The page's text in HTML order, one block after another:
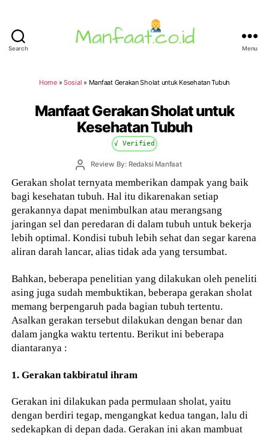
Search Menu
Home» Sosial » Manfaat Gerakan Sholat untuk Kesehatan Tubuh
Manfaat Gerakan Sholat untuk
Kesehatan Tubuh
√ Verified
PostReview By: Redaksi Manfaat
Gerakan sholat ternyata memberikan dampak yang baik
bagi kesehatan tubuh. Hal itu dikarenakan setiap
gerakannya dapat menimbulkan atau merangsang
jaringan sel dan peredaran di dalam tubuh untuk bekerja
lebih optimal. Kondisi tubuh lebih sehat dan segar karena
aliran darah lancar, alias tidak ada yang tersumbat.
Bahkan, beberapa penelitian yang dilakukan oleh peneliti
asing juga sudah membuktikan, beberapa gerakan sholat
memang berpengaruh pada bagian tubuh tertentu.
Asalkan gerakan tersebut dilakukan dengan benar dan
dalam jangka waktu tertentu. Berikut ini beberapa
diantaranya :
1. Gerakan takbiratul ihram
Gerakan ini dilakukan pada permulaan sholat, yaitu
dengan berdiri tegap, mengangkat kedua tangan, lalu di
sedekapkan di depan dada. Gerakan ini akan mambuat